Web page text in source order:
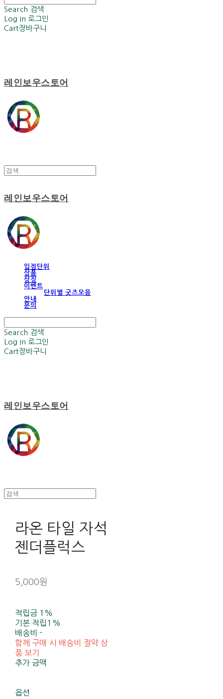
Search 검색
Log In 로그인
Cart장바구니
레인보우스토어
레인보우스토어
입점단위
상품
상징
이벤트
단위별 굿즈모음
안내
문의
Search 검색
Log In 로그인
Cart장바구니
레인보우스토어
라온 타일 자석
젠더플럭스
5,000원
적립금 1%
기본 적립 1%
배송비-
함께 구매 시 배송비 절약 상
품 보기
추가 금액
옵션